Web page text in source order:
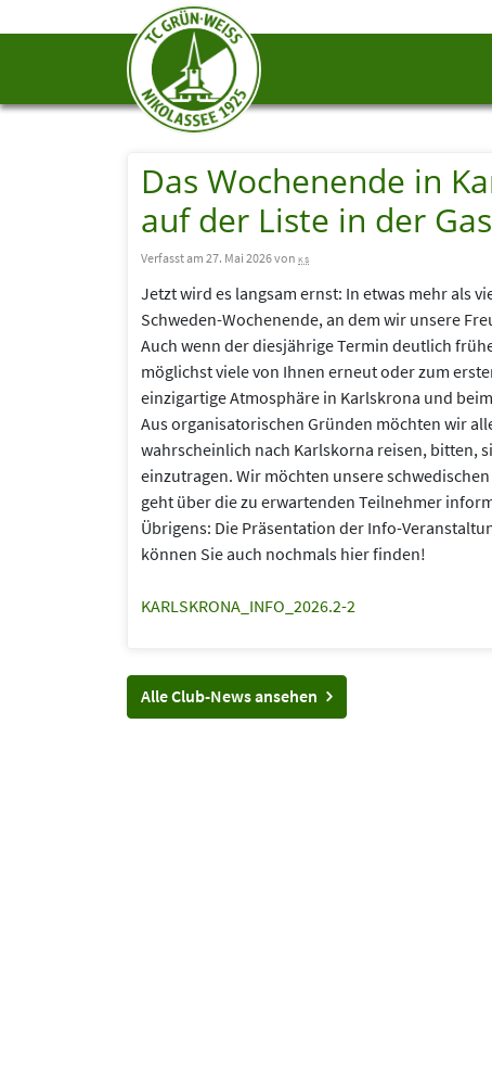
Das Wochenende in
auf der Liste in der
Verfasst am 27. Mai 2026 von ks
Jetzt wird es langsam ernst: In etwas mehr als
Schweden-Wochenende, an dem wir unsere
Auch wenn der diesjährige Termin deutlich
möglichst viele von Ihnen erneut oder zum
einzigartige Atmosphäre in Karlskrona und
Aus organisatorischen Gründen möchten wir
wahrscheinlich nach Karlskorna reisen, bitten,
einzutragen. Wir möchten unsere
geht über die zu erwartenden Teilnehmer
Übrigens: Die Präsentation der Info-
können Sie auch nochmals hier finden!
KARLSKRONA_INFO_2026.2-2
Alle Club-News ansehen